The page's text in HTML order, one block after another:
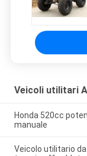
Veicoli utilitari
Honda 520cc
manuale
Veicolo utilitario da